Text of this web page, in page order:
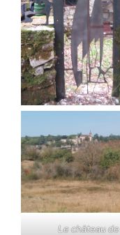
Le château de